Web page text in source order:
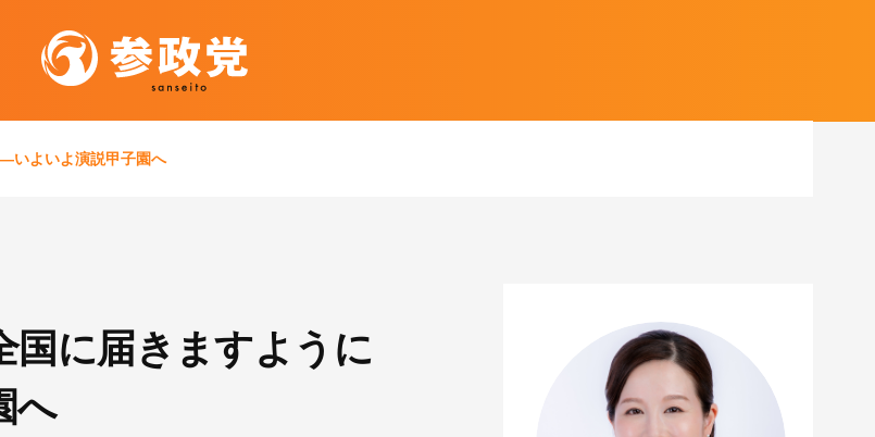
いよいよ演説甲子園へ
国に届きますように
へ